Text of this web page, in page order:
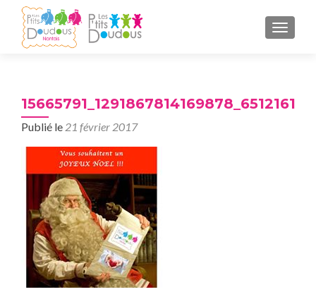
Publié le 21 février 2017